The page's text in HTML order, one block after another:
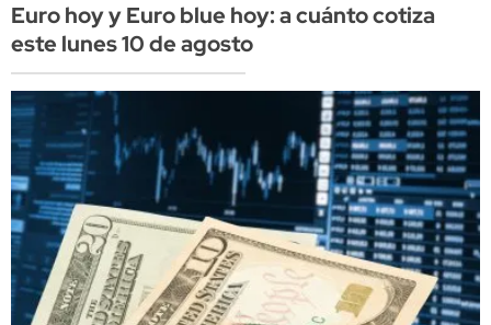
Euro hoy y Euro blue hoy: a cuánto cotiza
este lunes 10 de agosto